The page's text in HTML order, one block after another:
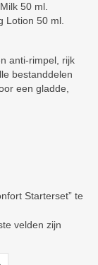
50 ml.
Lotion 50 ml.
anti-rimpel, rijk
bestanddelen
een gladde,
Starterset” te
velden zijn